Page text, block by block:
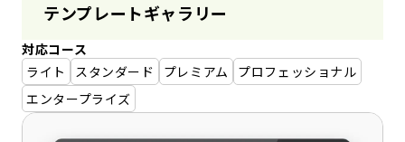
テンプレートギャラリー
対応コース
ライト
スタンダード プレミアム
プロフェッショナル
エンタープライズ